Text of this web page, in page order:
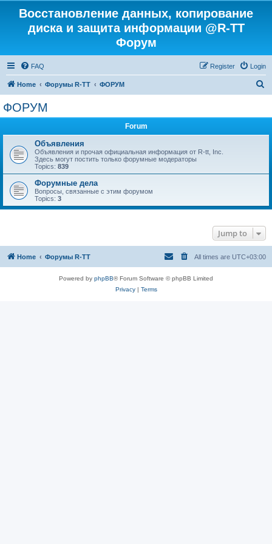
Восстановление данных, копирование
диска и защита информации @R-TT
Форум
FAQ Login
Register
Home Форумы R-TT ФОРУМ
ФОРУМ
Forum
Объявления
Объявления и прочая официальная информация от R-tt, Inc.
Здесь могут постить только форумные модераторы
Topics: 839
Форумные дела
Вопросы, связанные с этим форумом
Topics: 3
Jump to
Home Форумы R-TT All times are UTC+03:00
Powered by phpBB® Forum Software © phpBB Limited
Privacy| Terms